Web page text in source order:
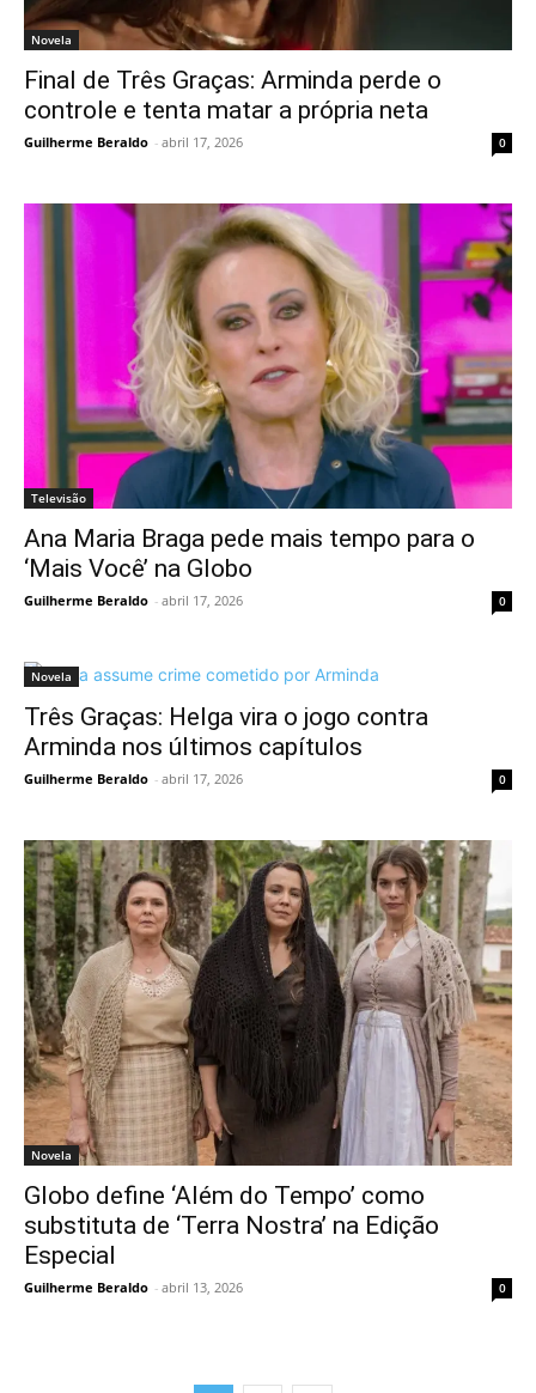
Novela
Final de Três Graças: Arminda perde o
controle e tenta matar a própria neta
Guilherme Beraldo - abril 17, 2026 0
Televisão
Ana Maria Braga pede mais tempo para o
‘Mais Você’ na Globo
Guilherme Beraldo - abril 17, 2026 0
Novela
Três Graças: Helga vira o jogo contra
Arminda nos últimos capítulos
Guilherme Beraldo - abril 17, 2026 0
Novela
Globo define ‘Além do Tempo’ como
substituta de ‘Terra Nostra’ na Edição
Especial
Guilherme Beraldo - abril 13, 2026 0